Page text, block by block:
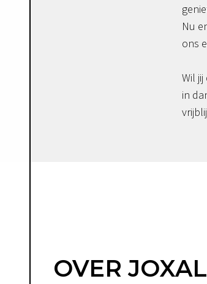
Nu
ons
Wil
in
OVER